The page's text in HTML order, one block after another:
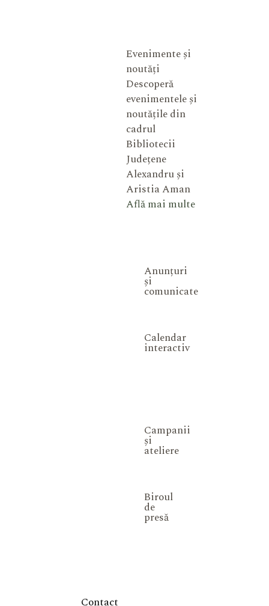
Evenimente și
noutăți
Descoperă
evenimentele și
noutățile din
cadrul
Bibliotecii
Județene
Alexandru și
Aristia Aman
Află mai multe
Anunțuri
și
comunicate
Calendar
interactiv
Campanii
și
ateliere
Biroul
de
presă
Contact